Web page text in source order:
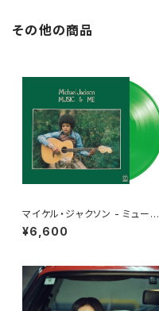
その他の商品
マイケル・ジャクソン - ミュージ
ック・アンド・ミー[クリア・グリー
ン](LP重量盤)
¥6,600